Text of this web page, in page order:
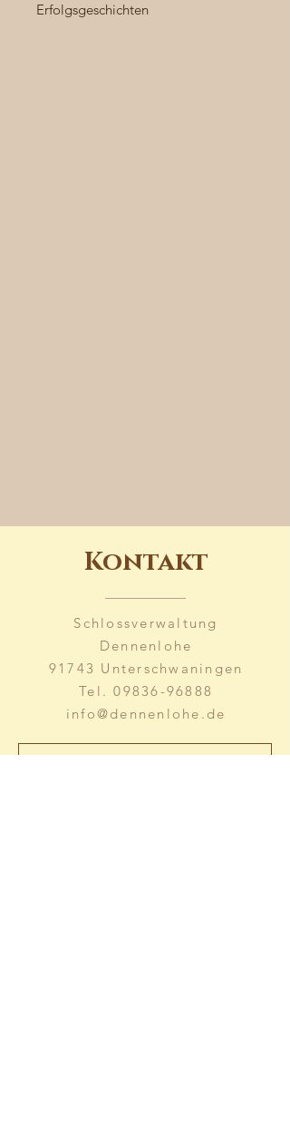
Erfolgsgeschichten
Kontakt
Schlossverwaltung
Dennenlohe
91743 Unterschwaningen
Tel.09836-96888
info@dennenlohe.de